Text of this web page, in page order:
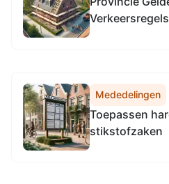
Mededelingen
Toepassen
stikstofzaken